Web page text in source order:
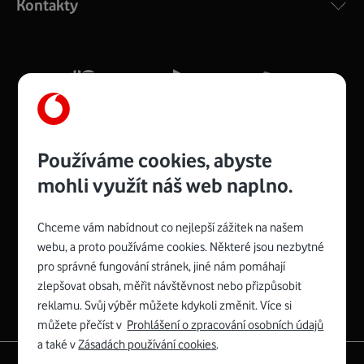
silný signál pro celou domácnost. Kompaktní rozměry 21
Více o COMPAL CH7465VF
Zyxel VMG8623-T50B:
Rozměry modemu jsou 16 x 22 x 7,5 cm (včetně stojánku)
a nabízí 4 gigabitové LAN porty a bezdrátové připojení Wi-
Fi ve verzích 802.11 b/g/n/ac pro frekvenci 2,4 GHz a
Spojte se s Vodafonem
Kontakty
Používáme cookies, abyste
mohli využít náš web naplno.
Chceme vám nabídnout co nejlepší zážitek na našem
webu, a proto používáme cookies. Některé jsou nezbytné
pro správné fungování stránek, jiné nám pomáhají
zlepšovat obsah, měřit návštěvnost nebo přizpůsobit
reklamu. Svůj výběr můžete kdykoli změnit. Více si
můžete přečíst v Prohlášení o zpracování osobních údajů
a také vZásadách používání cookies.